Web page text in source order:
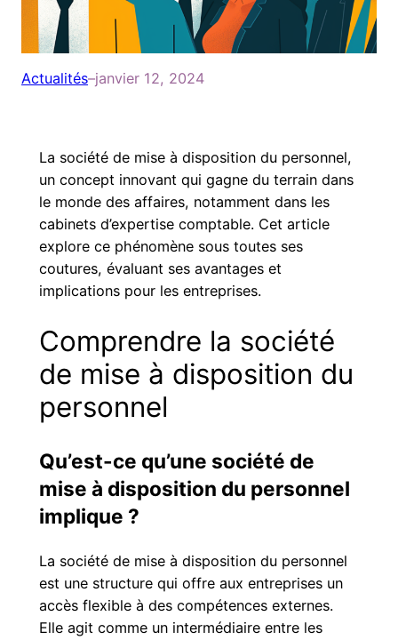
Actualités–janvier 12, 2024
La société de mise à disposition du personnel,
un concept innovant qui gagne du terrain dans
le monde des affaires, notamment dans les
cabinets d’expertise comptable. Cet article
explore ce phénomène sous toutes ses
coutures, évaluant ses avantages et
implications pour les entreprises.
Comprendre la société
de mise à disposition du
personnel
Qu’est-ce qu’une société de
mise à disposition du personnel
implique ?
La société de mise à disposition du personnel
est une structure qui offre aux entreprises un
accès flexible à des compétences externes.
Elle agit comme un intermédiaire entre les